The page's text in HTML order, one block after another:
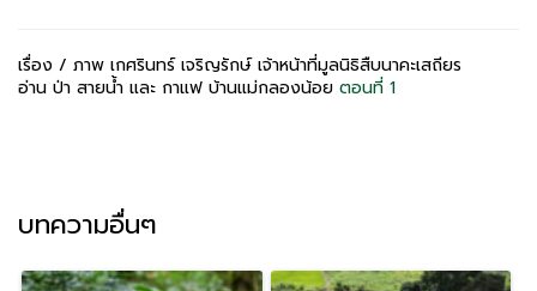
เรื่อง / ภาพ เกศรินทร์ เจริญรักษ์ เจ้าหน้าที่มูลนิธิสืบนาคะเสถียร
อ่าน ป่า สายน้ำ และ กาแฟ บ้านแม่กลองน้อย ตอนที่ 1
บทความอื่นๆ